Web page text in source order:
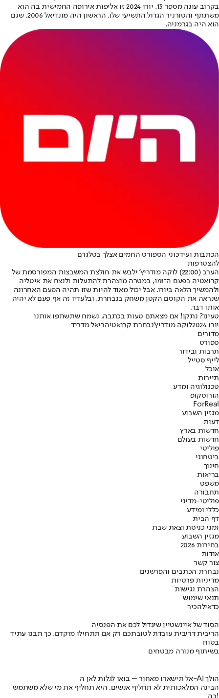
בקרוב עונה מספר 13. יורו 2024 זו אליפות אירופה החמישית בה הוא
משתתף והטורניר הגדול התשיעי שלו. הראשון היה מונדיאל 2006, שגם
הוא היה בגרמניה.
הכתבות ועידכוני הספורט החמים אצלך בטלגרם
להצטרפות
הערב (22:00) לוקה מודריץ' ילבש את חולצת המשבצות המפורסמת של
קרואטיה בפעם ה־178, במטרה מוצהרת להתעלות ולנצח את איטליה
ולהמשיך הלאה ביורו. אבל יכול מאוד להיות שזו תהיה הפעם האחרונה
שנראה את הקוסם הקטן משחק בנבחרת. ובלעדיו זה אף פעם לא יהיה
אותו דבר.
טעינו? נתקן! אם מצאתם טעות בכתבה, נשמח שתשתפו אותנו
יורו 2024
לוקה מודריץ'נבחרת קרואטיהריאל מדריד
מדורים
ספורט
תרבות ובידור
לייף סטייל
אוכל
תיירות
טכנולוגיה ומדע
הורוסקופ
ForReal
מגזין השבוע
דעות
חדשות בארץ
חדשות בעולם
פוליטי
ביטחוני
חינוך
בריאות
משפט
תחבורה
פוליטי-מדיני
כללי ומידע
דף הבית
זמני כניסת וצאת שבת
מגזין השבוע
בחירות 2026
אודות
צור קשר
נבחרת הכתבים והפרשנים
מדיניות פרטיות
הצהרת נגישות
תנאי שימוש
כדאילהכיר
הסוד של איינשטיין שיגדיל לכם את הפנסיה
הריבית דריבית עובדת לטובתכם רק אם תתחילו מוקדם. כך תבנו עתיד
בטוח
בשיתוף מנורה מבטחים
אל תישארו מאחור – בואו לגלות לאן ה-AI הולך
הבינה המלאכותית לא תחליף אנשים, היא תחליף את מי שלא משתמש